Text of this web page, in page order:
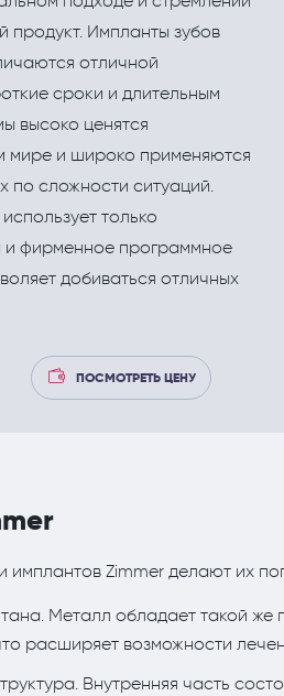
Хирургия
процедуры
продукт. Импланты зубов
отличной
сроки и длительным
высоко ценятся
мире и широко применяются
по сложности ситуаций.
только
и фирменное программное
добиваться отличных
ПОСМОТРЕТЬ ЦЕНУ
имплантов Zimmer делают их
Металл обладает такой
расширяет возможности
Внутренняя часть